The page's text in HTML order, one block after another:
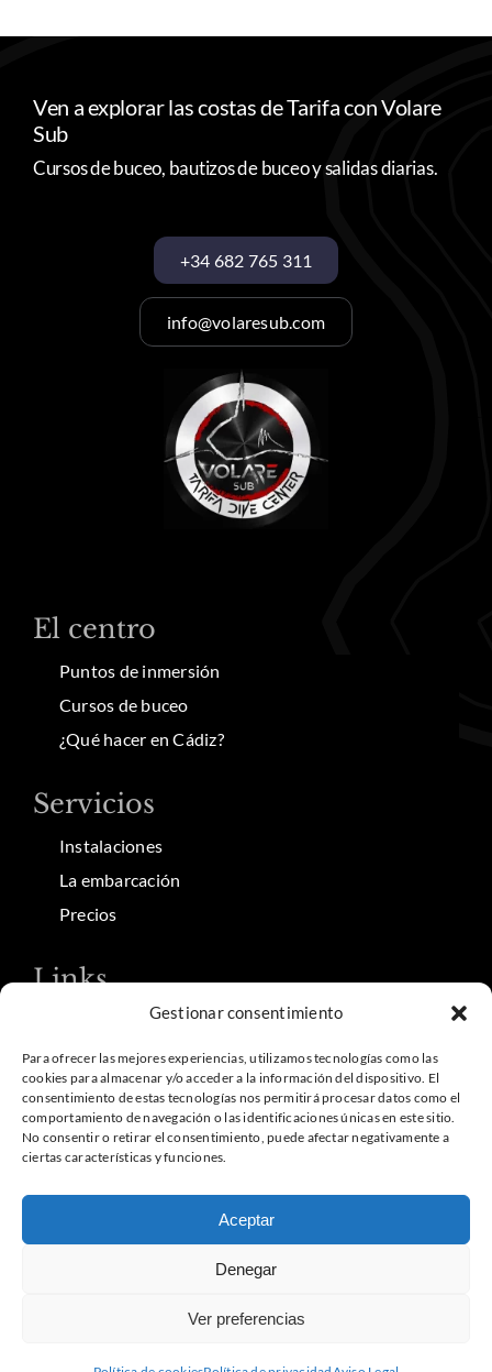
Gestionar consentimiento
Para ofrecer las mejores experiencias, utilizamos tecnologías como las
cookies para almacenar y/o acceder a la información del dispositivo. El
consentimiento de estas tecnologías nos permitirá procesar datos como el
comportamiento de navegación o las identificaciones únicas en este sitio.
No consentir o retirar el consentimiento, puede afectar negativamente a
ciertas características y funciones.
Aceptar
Denegar
Ver preferencias
Ven a explorar las costas de Tarifa con Volare
Sub
Cursos de buceo, bautizos de buceo y salidas diarias.
+34 682 765 311
info@volaresub.com
El centro
Puntos de inmersión
Cursos de buceo
¿Qué hacer en Cádiz?
Servicios
Instalaciones
La embarcación
Precios
Links
Aviso Legal
Política de privacidad
Política de cookies
©Copyright 2026 | Centro de buceo en Tarifa | Cursos,
bautizos y salidas diarias | Desarrollado por net948